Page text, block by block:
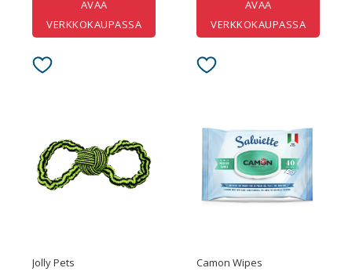
AVAA
VERKKOKAUPASSA
AVAA
VERKKOKAUPASSA
Jolly Pets Camon Wipes